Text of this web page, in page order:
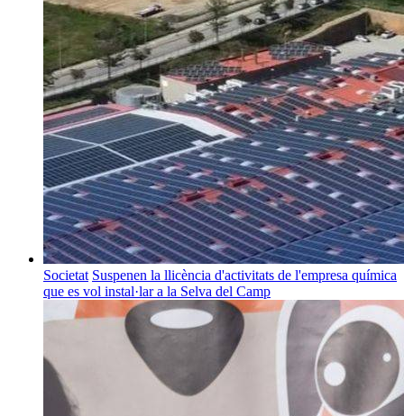
Societat Suspenen la llicència d'activitats de l'empresa química
que es vol instal·lar a la Selva del Camp